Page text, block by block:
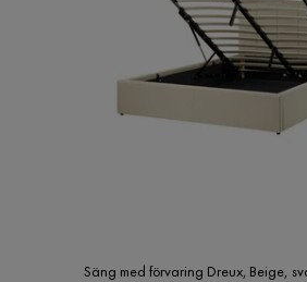
Säng med förvaring Dreux, Beige,